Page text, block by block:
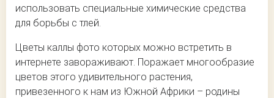
использовать специальные химические средства
для борьбы с тлей.
Цветы каллы фото которых можно встретить в
интернете завораживают. Поражает многообразие
цветов этого удивительного растения,
привезенного к нам из Южной Африки – родины